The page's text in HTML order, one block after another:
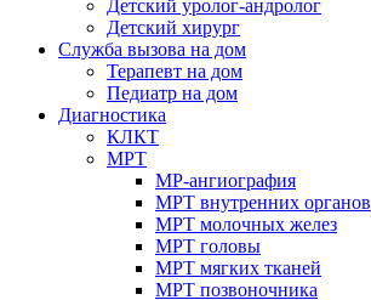
Детский уролог-андролог
Детский хирург
Служба вызова на дом
Терапевт на дом
Педиатр на дом
Диагностика
КЛКТ
МРТ
МР-ангиография
МРТ внутренних органов
МРТ молочных желез
МРТ головы
МРТ мягких тканей
МРТ позвоночника